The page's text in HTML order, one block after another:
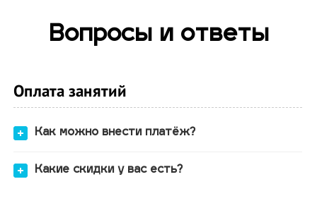
Вопросы и ответы
Оплата занятий
Как можно внести платёж?
Какие скидки у вас есть?